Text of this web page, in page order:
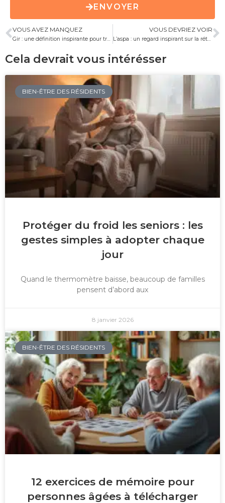
ENVOYER
VOUS AVEZ MANQUEZ VOUS DEVRIEZ VOIR
L’aspa : un regard inspirant sur la rétroactivité
Cela devrait vous intérésser
BIEN-ÊTRE DES RÉSIDENTS
Protéger du froid les seniors : les
gestes simples à adopter chaque
jour
Quand le thermomètre baisse, beaucoup de familles
pensent d’abord aux
8 janvier 2026
BIEN-ÊTRE DES RÉSIDENTS
12 exercices de mémoire pour
personnes âgées à télécharger